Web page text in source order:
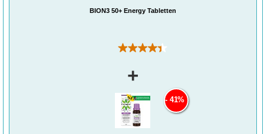
Ermüdung beitragen und Zink, das zu einer normalen kognitiven Funktion
50+ Vitamin B2, Niacin und Biotin, um den
BION3 50+ Energy Tabletten
(193)
+
41%